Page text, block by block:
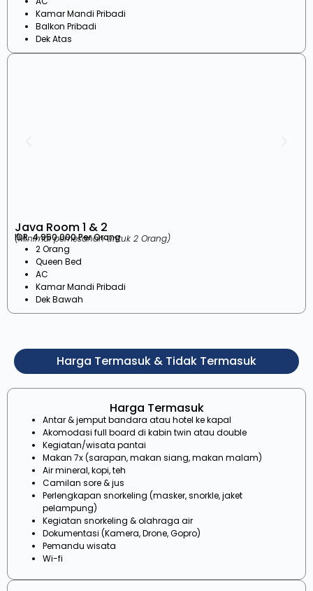
Kamar Mandi Pribadi
Balkon Pribadi
Dek Atas
Java Room 1 & 2
IDR. 4.950.000 Per Orang
(Minimal pemesanan untuk 2 Orang)
2 Orang
Queen Bed
AC
Kamar Mandi Pribadi
Dek Bawah
Harga Termasuk & Tidak Termasuk
Harga Termasuk
Antar & jemput bandara atau hotel ke kapal
Akomodasi full board di kabin twin atau double
Kegiatan/wisata pantai
Makan 7x (sarapan, makan siang, makan malam)
Air mineral, kopi, teh
Camilan sore & jus
Perlengkapan snorkeling (masker, snorkle, jaket
pelampung)
Kegiatan snorkeling & olahraga air
Dokumentasi (Kamera, Drone, Gopro)
Pemandu wisata
Wi-fi